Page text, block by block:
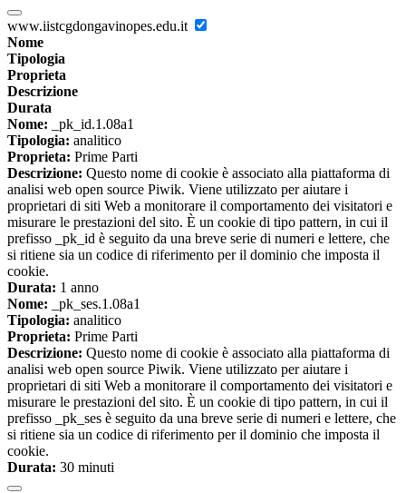
www.iistcgdongavinopes.edu.it
Nome
Tipologia
Proprieta
Descrizione
Durata
Nome: _pk_id.1.08a1
Tipologia: analitico
Proprieta: Prime Parti
Descrizione: Questo nome di cookie è associato alla piattaforma di
analisi web open source Piwik. Viene utilizzato per aiutare i
proprietari di siti Web a monitorare il comportamento dei visitatori e
misurare le prestazioni del sito. È un cookie di tipo pattern, in cui il
prefisso _pk_id è seguito da una breve serie di numeri e lettere, che
si ritiene sia un codice di riferimento per il dominio che imposta il
cookie.
Durata: 1 anno
Nome: _pk_ses.1.08a1
Tipologia: analitico
Proprieta: Prime Parti
Descrizione: Questo nome di cookie è associato alla piattaforma di
analisi web open source Piwik. Viene utilizzato per aiutare i
proprietari di siti Web a monitorare il comportamento dei visitatori e
misurare le prestazioni del sito. È un cookie di tipo pattern, in cui il
prefisso _pk_ses è seguito da una breve serie di numeri e lettere, che
si ritiene sia un codice di riferimento per il dominio che imposta il
cookie.
Durata: 30 minuti